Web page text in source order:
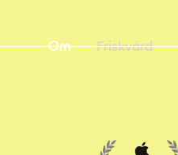
Om Friskvård